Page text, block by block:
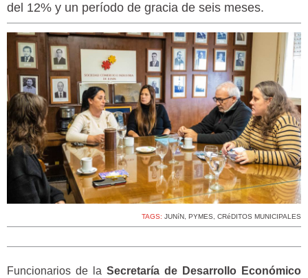
del 12% y un período de gracia de seis meses.
TAGS: JUNíN, PYMES, CRéDITOS MUNICIPALES
Funcionarios de la Secretaría de Desarrollo Económico